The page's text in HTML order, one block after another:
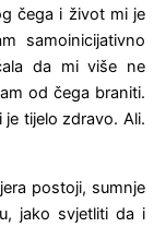
čega i život mi je
samoinicijativno
da mi više ne
od čega braniti.
tijelo zdravo. Ali.
postoji, sumnje
jako svjetliti da i